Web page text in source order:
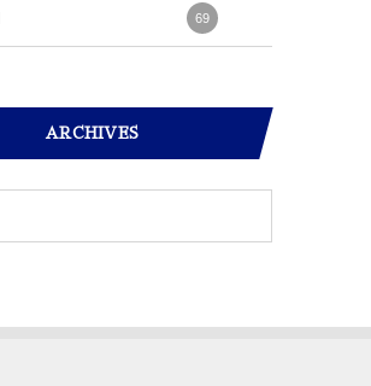
69
ARCHIVES